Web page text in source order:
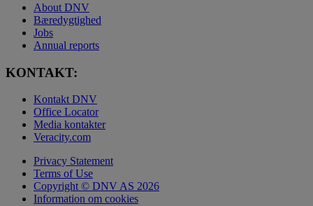
About DNV
Bæredygtighed
Jobs
Annual reports
KONTAKT:
Kontakt DNV
Office Locator
Media kontakter
Veracity.com
Privacy Statement
Terms of Use
Copyright © DNV AS 2026
Information om cookies